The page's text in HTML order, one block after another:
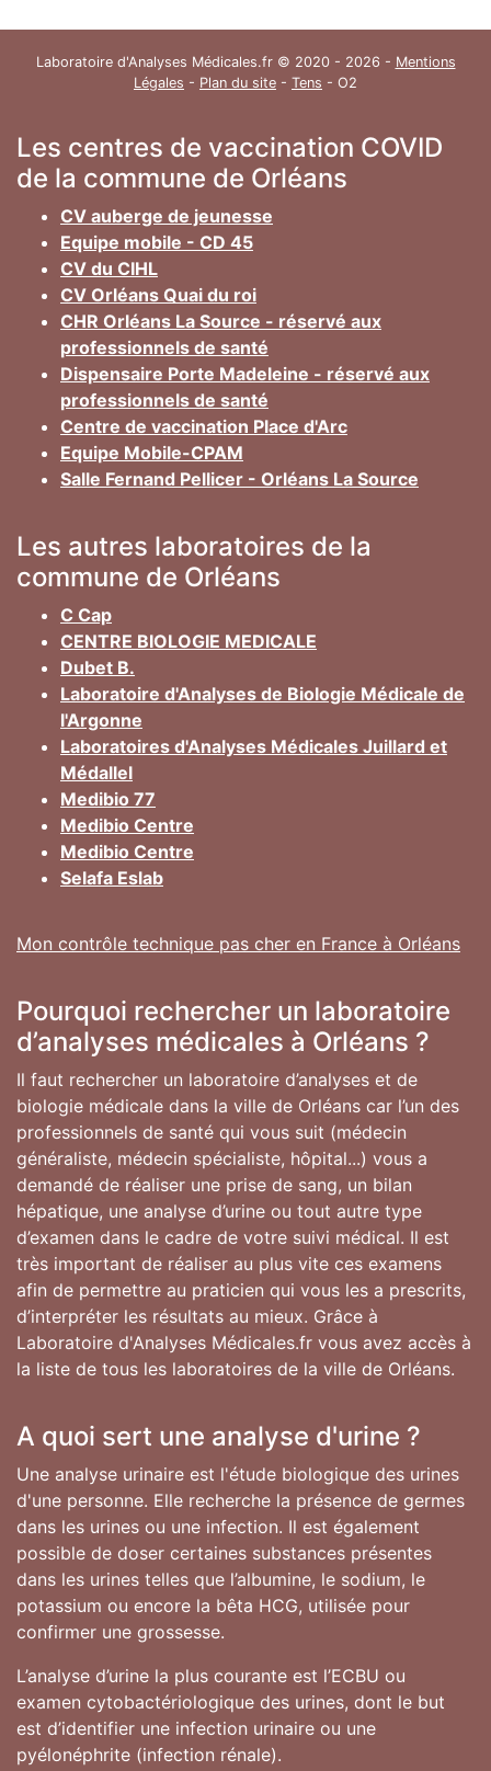
Laboratoire d'Analyses Médicales.fr © 2020 - 2026 - Mentions
Légales - Plan du site - Tens - O2
Les centres de vaccination COVID
de la commune de Orléans
CV auberge de jeunesse
Equipe mobile - CD 45
CV du CIHL
CV Orléans Quai du roi
CHR Orléans La Source - réservé aux
professionnels de santé
Dispensaire Porte Madeleine - réservé aux
professionnels de santé
Centre de vaccination Place d'Arc
Equipe Mobile-CPAM
Salle Fernand Pellicer - Orléans La Source
Les autres laboratoires de la
commune de Orléans
C Cap
CENTRE BIOLOGIE MEDICALE
Dubet B.
Laboratoire d'Analyses de Biologie Médicale de
l'Argonne
Laboratoires d'Analyses Médicales Juillard et
Médallel
Medibio 77
Medibio Centre
Medibio Centre
Selafa Eslab
Mon contrôle technique pas cher en France à Orléans
Pourquoi rechercher un laboratoire
d’analyses médicales à Orléans ?
Il faut rechercher un laboratoire d’analyses et de
biologie médicale dans la ville de Orléans car l’un des
professionnels de santé qui vous suit (médecin
généraliste, médecin spécialiste, hôpital...) vous a
demandé de réaliser une prise de sang, un bilan
hépatique, une analyse d’urine ou tout autre type
d’examen dans le cadre de votre suivi médical. Il est
très important de réaliser au plus vite ces examens
afin de permettre au praticien qui vous les a prescrits,
d’interpréter les résultats au mieux. Grâce à
Laboratoire d'Analyses Médicales.fr vous avez accès à
la liste de tous les laboratoires de la ville de Orléans.
A quoi sert une analyse d'urine ?
Une analyse urinaire est l'étude biologique des urines
d'une personne. Elle recherche la présence de germes
dans les urines ou une infection. Il est également
possible de doser certaines substances présentes
dans les urines telles que l’albumine, le sodium, le
potassium ou encore la bêta HCG, utilisée pour
confirmer une grossesse.
L’analyse d’urine la plus courante est l’ECBU ou
examen cytobactériologique des urines, dont le but
est d’identifier une infection urinaire ou une
pyélonéphrite (infection rénale).